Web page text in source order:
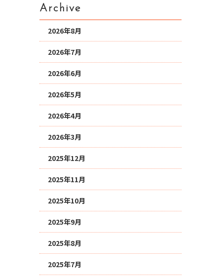
Archive
2026年8月
2026年7月
2026年6月
2026年5月
2026年4月
2026年3月
2025年12月
2025年11月
2025年10月
2025年9月
2025年8月
2025年7月